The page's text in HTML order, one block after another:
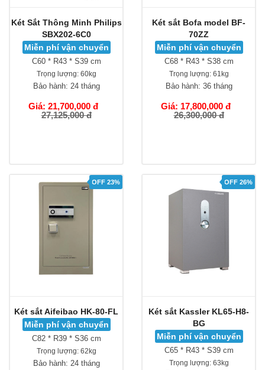
Két Sắt Thông Minh Philips
SBX202-6C0
Miễn phí vận chuyển
C60 * R43 * S39 cm
Trọng lượng:60kg
Bảo hành: 24 tháng
Giá: 21,700,000 đ
27,125,000 đ
Két sắt Bofa model BF-
70ZZ
Miễn phí vận chuyển
C68 * R43 * S38 cm
Trọng lượng:61kg
Bảo hành: 36 tháng
Giá: 17,800,000 đ
26,300,000 đ
OFF 23%
Két sắt Aifeibao HK-80-FL
Miễn phí vận chuyển
C82 * R39 * S36 cm
Trọng lượng:62kg
Bảo hành: 24 tháng
OFF 26%
Két sắt Kassler KL65-H8-
BG
Miễn phí vận chuyển
C65 * R43 * S39 cm
Trọng lượng:63kg